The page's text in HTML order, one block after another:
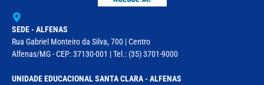
SEDE - ALFENAS
Rua Gabriel Monteiro da Silva, 700 | Centro
Alfenas/MG - CEP: 37130-001 | Tel.: (35) 3701-9000
UNIDADE EDUCACIONAL SANTA CLARA - ALFENAS